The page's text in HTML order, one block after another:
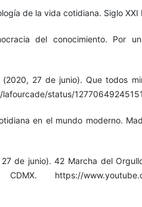
de la vida cotidiana. Siglo XXI
del conocimiento. Por
27 de junio). Que todos
status/
en el mundo moderno.
de junio). 42 Marcha del
https://